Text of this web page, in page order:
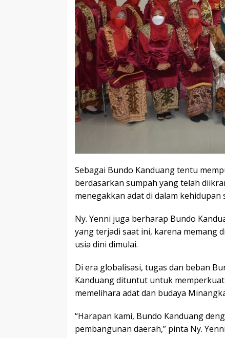
Sebagai Bundo Kanduang tentu
berdasarkan sumpah yang telah
menegakkan adat di dalam kehidupan
Ny. Yenni juga berharap Bundo
yang terjadi saat ini, karena memang
usia dini dimulai.
Di era globalisasi, tugas dan beban
Kanduang dituntut untuk
memelihara adat dan budaya
“Harapan kami, Bundo Kanduang
pembangunan daerah,” pinta Ny.